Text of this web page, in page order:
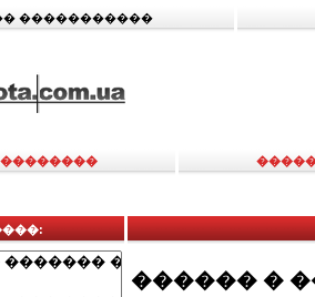
�����������
������ �